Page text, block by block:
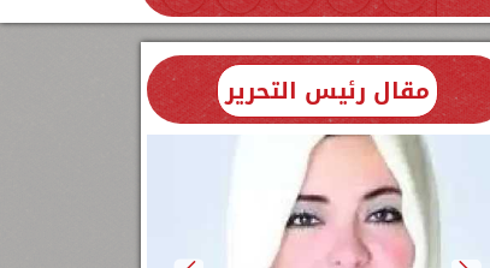
مقال رئيس التحرير